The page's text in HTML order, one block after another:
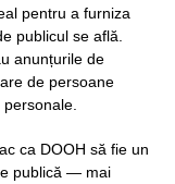
pentru a furniza
publicul se află.
anunțurile de
de persoane
ca DOOH să fie un
publică — mai